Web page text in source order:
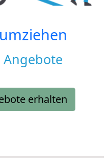
Angebote
erhalten